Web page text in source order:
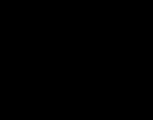
такси в
такси в
такси в
такси в